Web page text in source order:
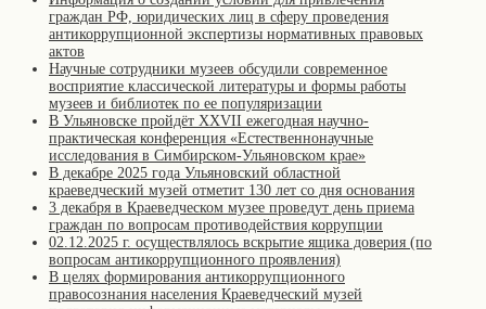
граждан РФ, юридических лиц в сферу проведения
антикоррупционной экспертизы нормативных правовых
актов
Научные сотрудники музеев обсудили современное
восприятие классической литературы и формы работы
музеев и библиотек по ее популяризации
В Ульяновске пройдёт XXVII ежегодная научно-
практическая конференция «Естественнонаучные
исследования в Симбирском-Ульяновском крае»
В декабре 2025 года Ульяновский областной
краеведческий музей отметит 130 лет со дня основания
3 декабря в Краеведческом музее проведут день приема
граждан по вопросам противодействия коррупции
02.12.2025 г. осуществлялось вскрытие ящика доверия (по
вопросам антикоррупционного проявления)
В целях формирования антикоррупционного
правосознания населения Краеведческий музей